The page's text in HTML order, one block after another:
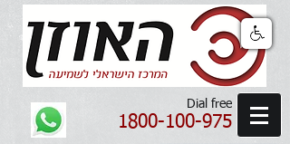
Dial free
1800-100-975